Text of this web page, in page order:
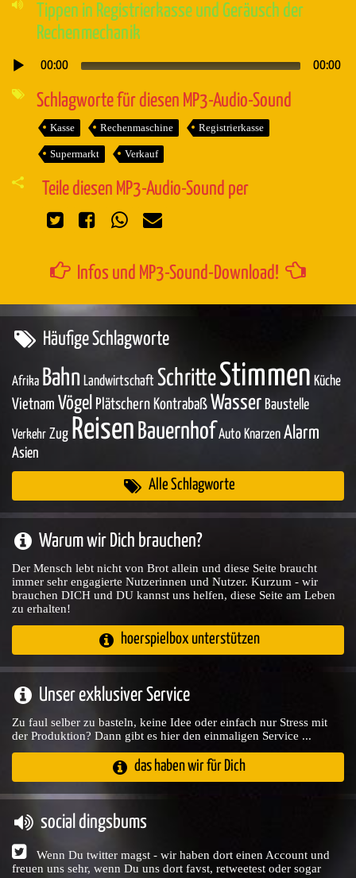
Tippen in Registrierkasse und Geräusch der
Rechenmechanik
Audio-
00:00 00:00
Schlagworte für diesen MP3-Audio-Sound
Kasse Rechenmaschine Registrierkasse
Supermarkt Verkauf
Teile diesen MP3-Audio-Sound per
Infos und MP3-Sound-Download!
Häufige Schlagworte
Afrika Bahn Landwirtschaft SchritteStimmen Küche
Vietnam Vögel Plätschern Kontrabaß Wasser Baustelle
Verkehr Zug Reisen Bauernhof Auto Knarzen Alarm
Asien
Alle Schlagworte
Warum wir Dich brauchen?
Der Mensch lebt nicht von Brot allein und diese Seite braucht
immer sehr engagierte Nutzerinnen und Nutzer. Kurzum - wir
brauchen DICH und DU kannst uns helfen, diese Seite am Leben
zu erhalten!
hoerspielbox unterstützen
Unser exklusiver Service
Zu faul selber zu basteln, keine Idee oder einfach nur Stress mit
der Produktion? Dann gibt es hier den einmaligen Service ...
das haben wir für Dich
social dingsbums
Wenn Du twitter magst - wir haben dort einen Account und
freuen uns sehr, wenn Du uns dort favst, retweetest oder sogar